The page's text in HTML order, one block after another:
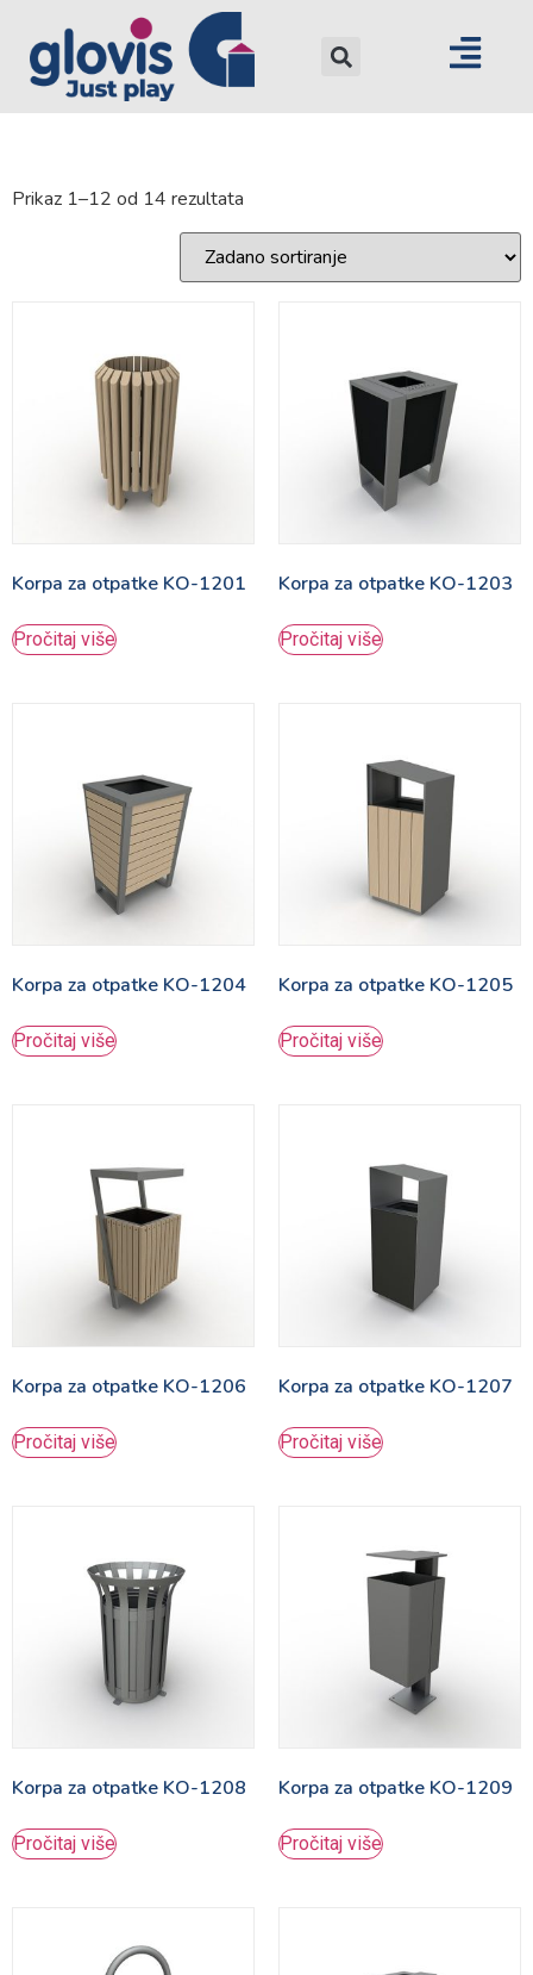
Prikaz 1–12 od 14 rezultata
Korpa za otpatke KO-1201
Pročitaj više
Korpa za otpatke KO-1203
Pročitaj više
Korpa za otpatke KO-1204
Pročitaj više
Korpa za otpatke KO-1205
Pročitaj više
Korpa za otpatke KO-1206
Pročitaj više
Korpa za otpatke KO-1207
Pročitaj više
Korpa za otpatke KO-1208
Pročitaj više
Korpa za otpatke KO-1209
Pročitaj više